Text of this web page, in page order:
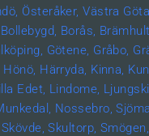
Österåker,Västra
Bollebygd, Borås,
Götene, Gråbo,
Hönö, Härryda, Kinna,
Edet, Lindome,
Nossebro,
Skövde, Skultorp, Smögen,